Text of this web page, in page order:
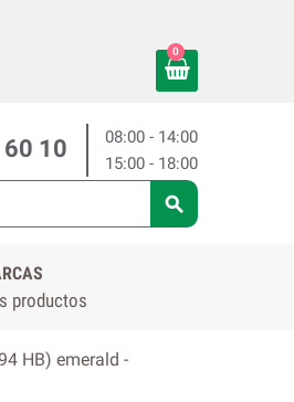
0
08:00 - 14:00
15:00 - 18:00
60 10

productos
HB) emerald -